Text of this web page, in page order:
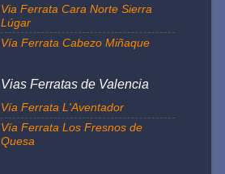
Via Ferrata Cara Norte Sierra
Lúgar
Vía Ferrata Cabezo Miñaque
Vias Ferratas de Valencia
Vía Ferrata L'Aventador
Vía Ferrata Los Fresnos de
Quesa